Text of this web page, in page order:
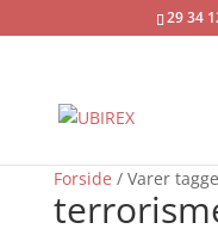
29 34
Forside / Varer